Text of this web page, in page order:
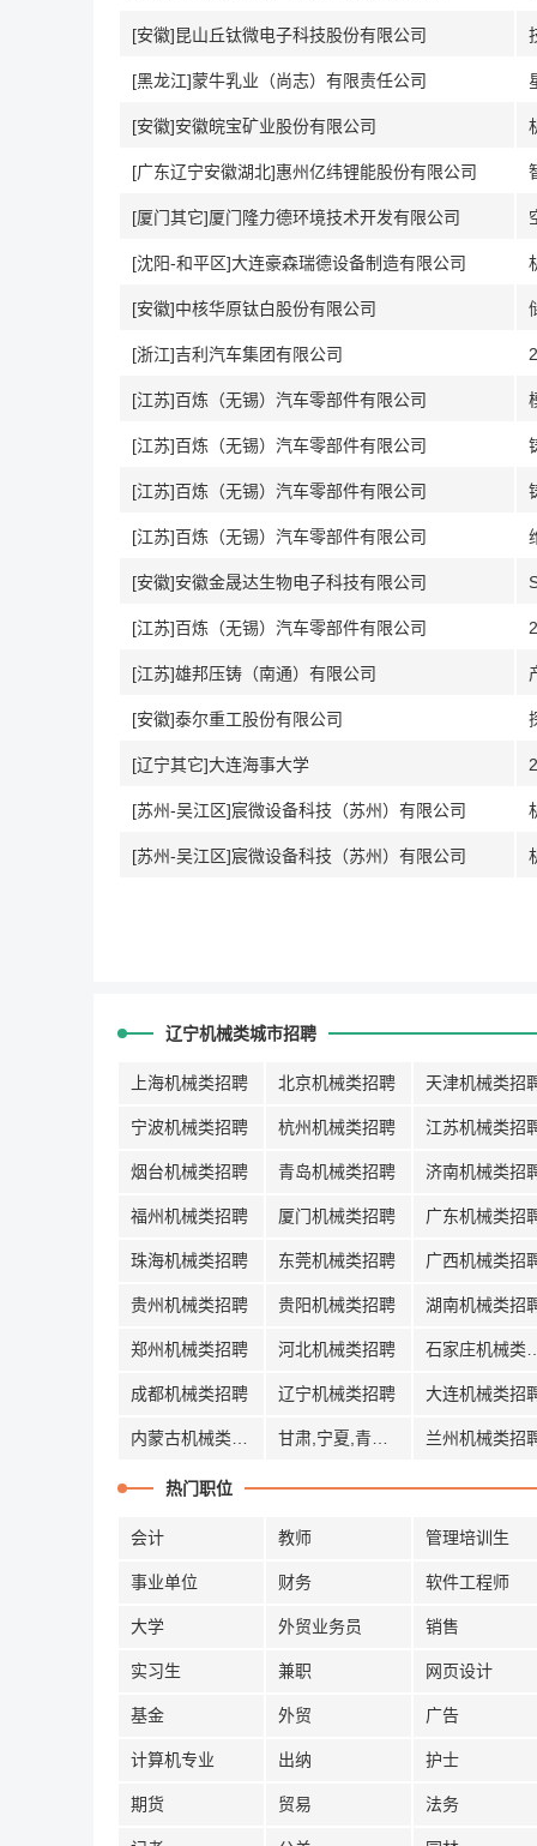
[安徽]昆山丘钛微电子科技股份有限公司
[黑龙江]蒙牛乳业（尚志）有限责任公司
[安徽]安徽皖宝矿业股份有限公司
[广东辽宁安徽湖北]惠州亿纬锂能股份有限公司
[厦门其它]厦门隆力德环境技术开发有限公司
[沈阳-和平区]大连豪森瑞德设备制造有限公司
[安徽]中核华原钛白股份有限公司
[浙江]吉利汽车集团有限公司
[江苏]百炼（无锡）汽车零部件有限公司
[江苏]百炼（无锡）汽车零部件有限公司
[江苏]百炼（无锡）汽车零部件有限公司
[江苏]百炼（无锡）汽车零部件有限公司
[安徽]安徽金晟达生物电子科技有限公司
[江苏]百炼（无锡）汽车零部件有限公司
[江苏]雄邦压铸（南通）有限公司
[安徽]泰尔重工股份有限公司
[辽宁其它]大连海事大学
[苏州-吴江区]宸微设备科技（苏州）有限公司
[苏州-吴江区]宸微设备科技（苏州）有限公司
辽宁机械类城市招聘
上海机械类招聘 北京机械类招聘 天津机械类招
宁波机械类招聘 杭州机械类招聘 江苏机械类招
烟台机械类招聘 青岛机械类招聘 济南机械类招
福州机械类招聘 厦门机械类招聘 广东机械类招
珠海机械类招聘 东莞机械类招聘 广西机械类招
贵州机械类招聘 贵阳机械类招聘 湖南机械类招
郑州机械类招聘 河北机械类招聘
成都机械类招聘 辽宁机械类招聘 大连机械类招
兰州机械类招
热门职位
会计 教师 管理培训生
事业单位 财务 软件工程师
大学 外贸业务员 销售
实习生 兼职 网页设计
基金 外贸 广告
计算机专业 出纳 护士
期货 贸易 法务